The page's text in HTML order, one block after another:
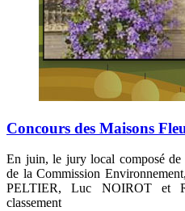
Concours des Maisons
En juin, le jury local composé
de la Commission
PELTIER, Luc NOIROT et
classement